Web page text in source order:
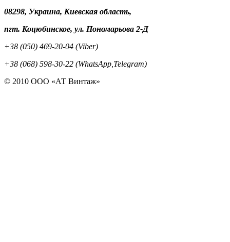
08298, Украина, Киевская область,
пгт. Коцюбинское, ул. Пономарьова 2-Д
+38 (050) 469-20-04 (Viber)
+38 (068) 598-30-22 (WhatsApp,Telegram)
© 2010 ООО «АТ Винтаж»